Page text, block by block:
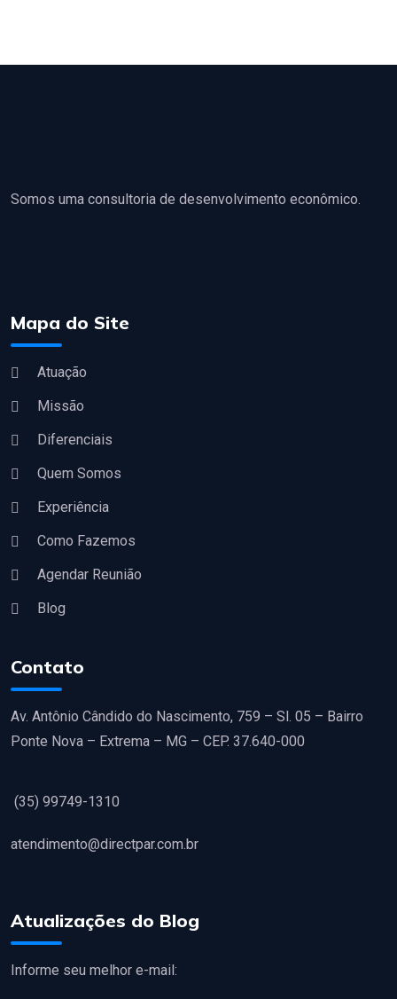
Somos uma consultoria de desenvolvimento econômico.
Mapa do Site
Atuação
Missão
Diferenciais
Quem Somos
Experiência
Como Fazemos
Agendar Reunião
Blog
Contato
Av. Antônio Cândido do Nascimento, 759 – Sl. 05 – Bairro
Ponte Nova – Extrema – MG – CEP. 37.640-000
(35) 99749-1310
atendimento@directpar.com.br
Atualizações do Blog
Informe seu melhor e-mail: